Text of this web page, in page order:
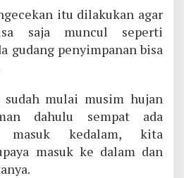
itu dilakukan agar
saja muncul seperti
gudang penyimpanan bisa
sudah mulai musim hujan
dahulu sempat ada
masuk kedalam, kita
masuk ke dalam dan